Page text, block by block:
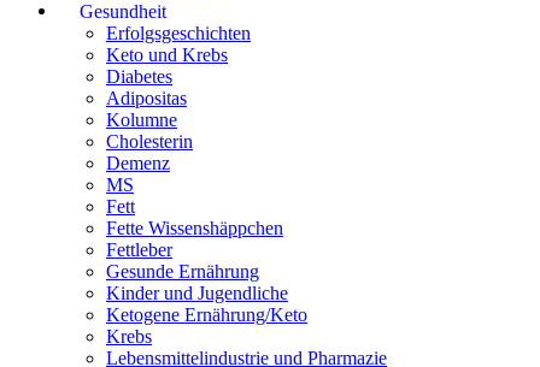
Gesundheit
Erfolgsgeschichten
Keto und Krebs
Diabetes
Adipositas
Kolumne
Cholesterin
Demenz
MS
Fett
Fette Wissenshäppchen
Fettleber
Gesunde Ernährung
Kinder und Jugendliche
Ketogene Ernährung/Keto
Krebs
Lebensmittelindustrie und Pharmazie